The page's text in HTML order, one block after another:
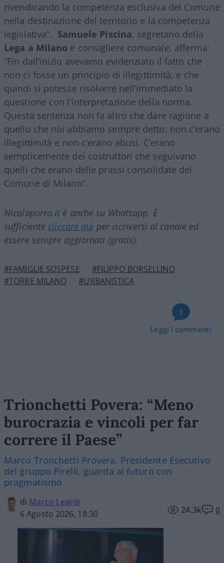
rivendicando la competenza esclusiva del Comune
nella destinazione del territorio e la competenza
legislativa”. Samuele Piscina, segretario della
Lega a Milano e consigliere comunale, afferma:
“Fin dall’inizio avevamo evidenziato il fatto che
non ci fosse un principio di illegittimità, e che
quindi si potesse risolvere nell’immediato la
questione con l’interpretazione della norma.
Questa sentenza non fa altro che dare ragione a
quello che noi abbiamo sempre detto: non c’erano
illegittimità e non c’erano abusi. C’erano
semplicemente dei costruttori che seguivano
quelli che erano delle prassi consolidate del
Comune di Milano”.
Nicolaporro.it è anche su Whatsapp. È
sufficiente cliccare qui per iscriversi al canale ed
essere sempre aggiornati (gratis).
#FAMIGLIE SOSPESE
#FILIPPO BORSELLINO
#TORRE MILANO
#URBANISTICA
3
Leggi i commenti
Trionchetti Povera: “Meno
burocrazia e vincoli per far
correre il Paese”
Marco Tronchetti Provera, Presidente Esecutivo
del gruppo Pirelli, guarda al futuro con
pragmatismo
di Marco Leardi
6 Agosto 2026, 18:30
24.3k 0